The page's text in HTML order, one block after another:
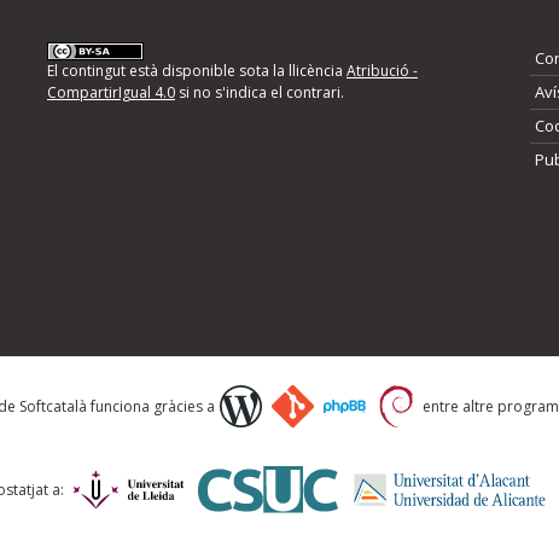
d'errors
següents i descriviu quina és la millora que
El contingut està disponible sota la llicència Atribució -
CompartirIgual 4.0si no s'indica el contrari.
Softcatalà funciona gràcies a entre altre
a: